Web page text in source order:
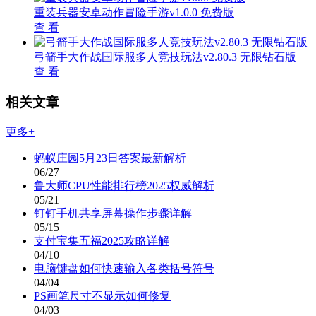
重装兵器安卓动作冒险手游v1.0.0 免费版
查 看
弓箭手大作战国际服多人竞技玩法v2.80.3 无限钻石版
查 看
相关文章
更多+
蚂蚁庄园5月23日答案最新解析
06/27
鲁大师CPU性能排行榜2025权威解析
05/21
钉钉手机共享屏幕操作步骤详解
05/15
支付宝集五福2025攻略详解
04/10
电脑键盘如何快速输入各类括号符号
04/04
PS画笔尺寸不显示如何修复
04/03